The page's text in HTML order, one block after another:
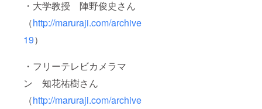
・大学教授 陣野俊史さん
（http://maruraji.com/archive
19）
・フリーテレビカメラマ
ン 知花祐樹さん
（http://maruraji.com/archive